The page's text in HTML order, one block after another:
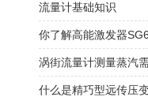
流量计基础知识
你了解高能激发器
涡街流量计测量蒸汽
什么是精巧型远传压